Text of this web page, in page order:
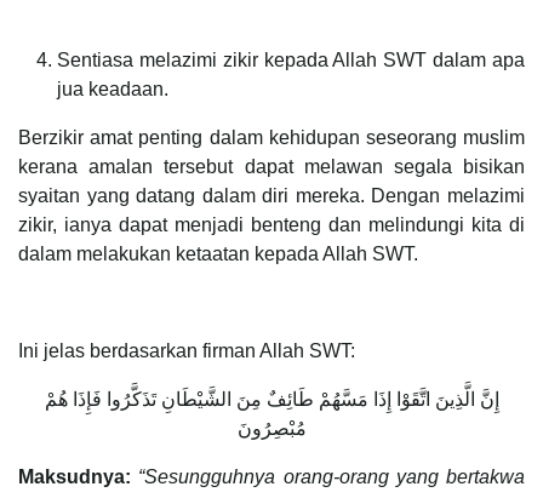
Sentiasa melazimi zikir kepada Allah SWT dalam apa
jua keadaan.
Berzikir amat penting dalam kehidupan seseorang muslim
kerana amalan tersebut dapat melawan segala bisikan
syaitan yang datang dalam diri mereka. Dengan melazimi
zikir, ianya dapat menjadi benteng dan melindungi kita di
dalam melakukan ketaatan kepada Allah SWT.
Ini jelas berdasarkan firman Allah SWT:
إِنَّ الَّذِينَ اتَّقَوْا إِذَا مَسَّهُمْ طَائِفٌ مِنَ الشَّيْطَانِ تَذَكَّرُوا فَإِذَا هُمْ
مُبْصِرُونَ
Maksudnya: “Sesungguhnya orang-orang yang bertakwa